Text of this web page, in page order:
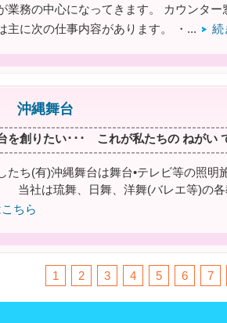
業務の中心になってきます。 カウンタ
主に次の仕事内容があります。 ・...
続
沖縄舞台
を創りたい･･･ これが私たちの ねがい
ち(有)沖縄舞台は舞台•テレビ等の照明
社は琉舞、日舞、洋舞(バレエ等)の各
ちら
1 2 3 4 5 6 7